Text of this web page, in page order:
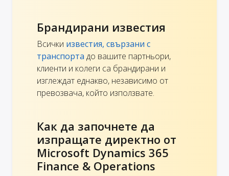
Брандирани известия
Всички известия, свързани с
транспорта до вашите партньори,
клиенти и колеги са брандирани и
изглеждат еднакво, независимо от
превозвача, който използвате.
Как да започнете да
изпращате директно от
Microsoft Dynamics 365
Finance & Operations